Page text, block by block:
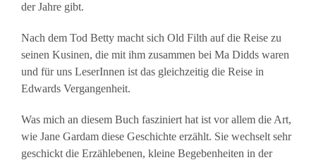
der Jahre gibt.
Nach dem Tod Betty macht sich Old Filth auf die Reise zu
seinen Kusinen, die mit ihm zusammen bei Ma Didds waren
und für uns LeserInnen ist das gleichzeitig die Reise in
Edwards Vergangenheit.
Was mich an diesem Buch fasziniert hat ist vor allem die Art,
wie Jane Gardam diese Geschichte erzählt. Sie wechselt sehr
geschickt die Erzählebenen, kleine Begebenheiten in der